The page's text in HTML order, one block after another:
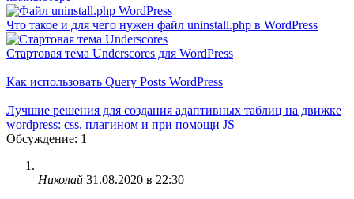
Что такое и для чего нужен файл uninstall.php в WordPress
Стартовая тема Underscores для WordPress
Как использовать Query Posts WordPress
Лучшие решения для создания адаптивных таблиц на движке
wordpress: css, плагином и при помощи JS
Обсуждение: 1
Николай 31.08.2020 в 22:30